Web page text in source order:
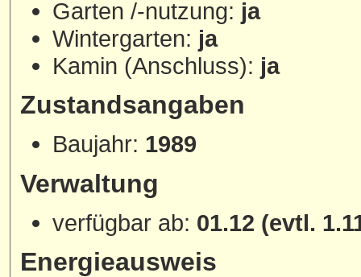
Garten /-nutzung: ja
Wintergarten: ja
Kamin (Anschluss): ja
Zustandsangaben
Baujahr: 1989
Verwaltung
verfügbar ab: 01.12 (evtl.
Energieausweis